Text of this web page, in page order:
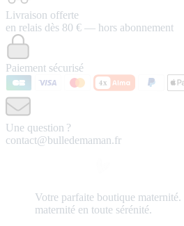
Livraison offerte
en relais dès 80 € — hors abonnement
Paiement sécurisé
Une question ?
contact@bulledemaman.fr
Votre parfaite boutique maternité.
maternité en toute sérénité.